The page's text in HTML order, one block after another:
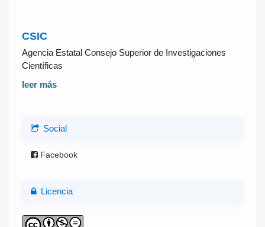
CSIC
Agencia Estatal Consejo Superior de Investigaciones
Científicas
leer más
Social
Facebook
Licencia